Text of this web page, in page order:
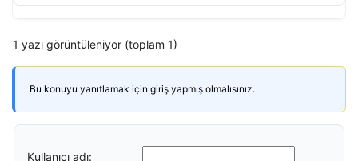
1 yazı görüntüleniyor (toplam 1)
Bu konuyu yanıtlamak için giriş yapmış olmalısınız.
Kullanıcı adı: